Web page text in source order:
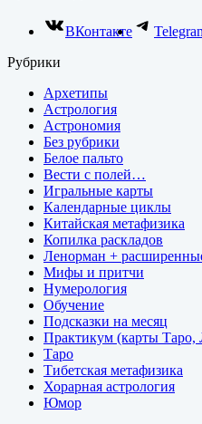
ВКонтакте
Рубрики
Архетипы
Астрология
Астрономия
Без рубрики
Белое пальто
Вести с полей…
Игральные карты
Календарные циклы
Китайская метафизика
Копилка раскладов
Ленорман +
Мифы и притчи
Нумерология
Обучение
Подсказки на месяц
Практикум (карты
Таро
Тибетская метафизика
Хорарная астрология
Юмор